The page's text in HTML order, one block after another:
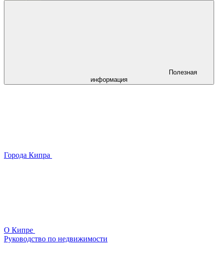
Полезная
информация
Города Кипра
О Кипре
Руководство по недвижимости